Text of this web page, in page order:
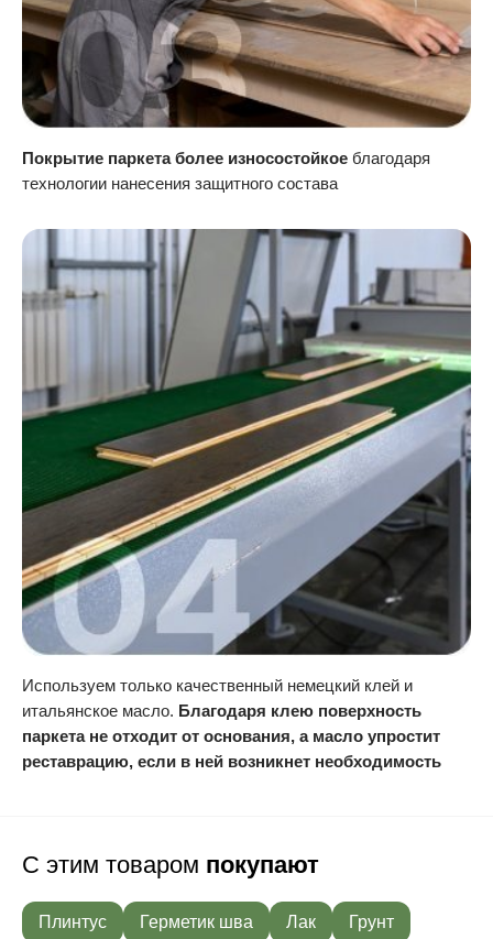
Покрытие паркета более износостойкое благодаря
технологии нанесения защитного состава
Используем только качественный немецкий клей и
итальянское масло. Благодаря клею поверхность
паркета не отходит от основания, а масло упростит
реставрацию, если в ней возникнет необходимость
С этим товаром покупают
Плинтус Герметик шва Лак Грунт